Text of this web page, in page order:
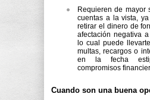
Requieren de mayor
cuentas a la vista,
retirar el dinero de
afectación negativa
lo cual puede
multas, recargos o
en la fecha
compromisos
Cuando son una buena